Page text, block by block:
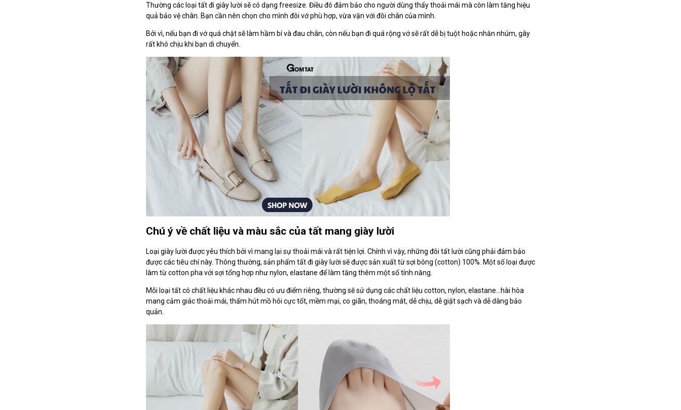
Thường các loại tất đi giày lười sẽ có dạng freesize. Điều đó đảm bảo cho người dùng thấy thoải mái mà còn làm tăng hiệu
quả bảo vệ chân. Bạn cần nên chọn cho mình đôi vớ phù hợp, vừa vặn với đôi chân của mình.
Bởi vì, nếu bạn đi vớ quá chật sẽ làm hầm bí và đau chân, còn nếu bạn đi quá rộng vớ sẽ rất dễ bị tuột hoặc nhăn nhúm, gây
rất khó chịu khi bạn di chuyển.
Chú ý về chất liệu và màu sắc của tất mang giày lười
Loại giày lười được yêu thích bởi vì mang lại sự thoải mái và rất tiện lợi. Chính vì vậy, những đôi tất lười cũng phải đảm bảo
được các tiêu chí này. Thông thường, sản phẩm tất đi giày lười sẽ được sản xuất từ sợi bông (cotton) 100%. Một số loại được
làm từ cotton pha với sợi tổng hợp như nylon, elastane để làm tăng thêm một số tính năng.
Mỗi loại tất có chất liệu khác nhau đều có ưu điểm riêng, thường sẽ sử dụng các chất liệu cotton, nylon, elastane…hài hòa
mang cảm giác thoải mái, thấm hút mồ hôi cực tốt, mềm mại, co giãn, thoáng mát, dễ chịu, dễ giặt sạch và dễ dàng bảo
quản.